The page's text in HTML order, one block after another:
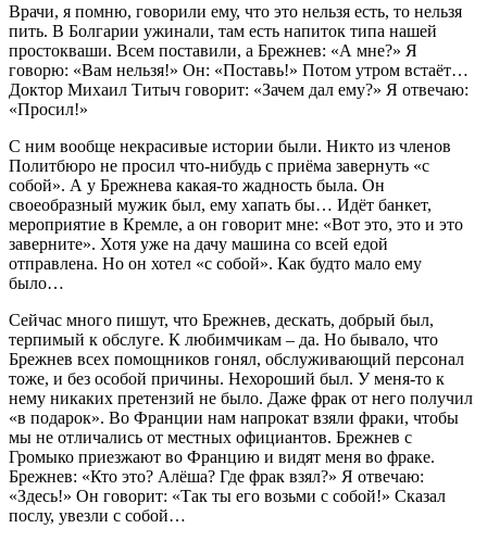
Врачи, я помню, говорили ему, что это нельзя есть, то нельзя
пить. В Болгарии ужинали, там есть напиток типа нашей
простокваши. Всем поставили, а Брежнев: «А мне?» Я
говорю: «Вам нельзя!» Он: «Поставь!» Потом утром встаёт…
Доктор Михаил Титыч говорит: «Зачем дал ему?» Я отвечаю:
«Просил!»
С ним вообще некрасивые истории были. Никто из членов
Политбюро не просил что-нибудь с приёма завернуть «с
собой». А у Брежнева какая-то жадность была. Он
своеобразный мужик был, ему хапать бы… Идёт банкет,
мероприятие в Кремле, а он говорит мне: «Вот это, это и это
заверните». Хотя уже на дачу машина со всей едой
отправлена. Но он хотел «с собой». Как будто мало ему
было…
Сейчас много пишут, что Брежнев, дескать, добрый был,
терпимый к обслуге. К любимчикам – да. Но бывало, что
Брежнев всех помощников гонял, обслуживающий персонал
тоже, и без особой причины. Нехороший был. У меня-то к
нему никаких претензий не было. Даже фрак от него получил
«в подарок». Во Франции нам напрокат взяли фраки, чтобы
мы не отличались от местных официантов. Брежнев с
Громыко приезжают во Францию и видят меня во фраке.
Брежнев: «Кто это? Алёша? Где фрак взял?» Я отвечаю:
«Здесь!» Он говорит: «Так ты его возьми с собой!» Сказал
послу, увезли с собой…